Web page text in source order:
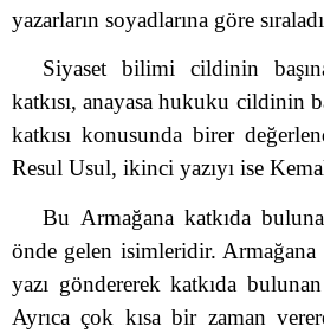
yazarların soyadlarına göre
Siyaset bilimi cildinin
katkısı, anayasa hukuku cildinin
katkısı konusunda birer
Resul Usul, ikinci yazıyı ise
Bu Armağana katkıda
önde gelen isimleridir. Armağana
yazı göndererek katkıda
Ayrıca çok kısa bir zaman